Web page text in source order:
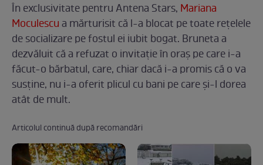
În exclusivitate pentru Antena Stars, Mariana
Moculescua mărturisit că l-a blocat pe toate rețelele
de socializare pe fostul ei iubit bogat. Bruneta a
dezvăluit că a refuzat o invitație în oraș pe care i-a
făcut-o bărbatul, care, chiar dacă i-a promis că o va
susține, nu i-a oferit plicul cu bani pe care și-l dorea
atât de mult.
Articolul continuă după recomandări